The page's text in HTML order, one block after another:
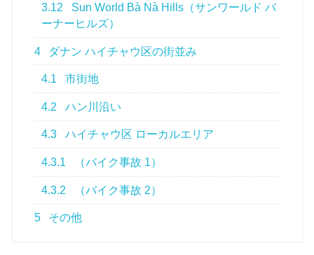
3.12
Sun World Bà Nà Hills（サンワールド バ
ーナーヒルズ）
4 ダナン ハイチャウ区の街並み
4.1 市街地
4.2 ハン川沿い
4.3 ハイチャウ区 ローカルエリア
4.3.1 （バイク事故 1）
4.3.2 （バイク事故 2）
5 その他